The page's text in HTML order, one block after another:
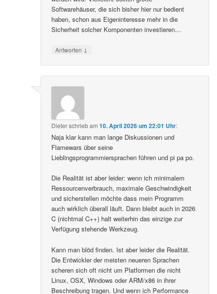
Softwarehäuser, die sich bisher hier nur bedient
haben, schon aus Eigeninteresse mehr in die
Sicherheit solcher Komponenten investieren…
Antworten ↓
Dieterschriebam10. April 2026 um 22:01 Uhr:
Naja klar kann man lange Diskussionen und
Flamewars über seine
Lieblingsprogrammiersprachen führen und pi pa po.
Die Realität ist aber leider: wenn ich minimalem
Ressourcenverbrauch, maximale Geschwindigkeit
und sicherstellen möchte dass mein Programm
auch wirklich überall läuft. Dann bleibt auch in 2026
C (nichtmal C++) halt weiterhin das einzige zur
Verfügung stehende Werkzeug.
Kann man blöd finden. Ist aber leider die Realität.
Die Entwickler der meisten neueren Sprachen
scheren sich oft nicht um Platformen die nicht
Linux, OSX, Windows oder ARM/x86 in ihrer
Beschreibung tragen. Und wenn ich Performance